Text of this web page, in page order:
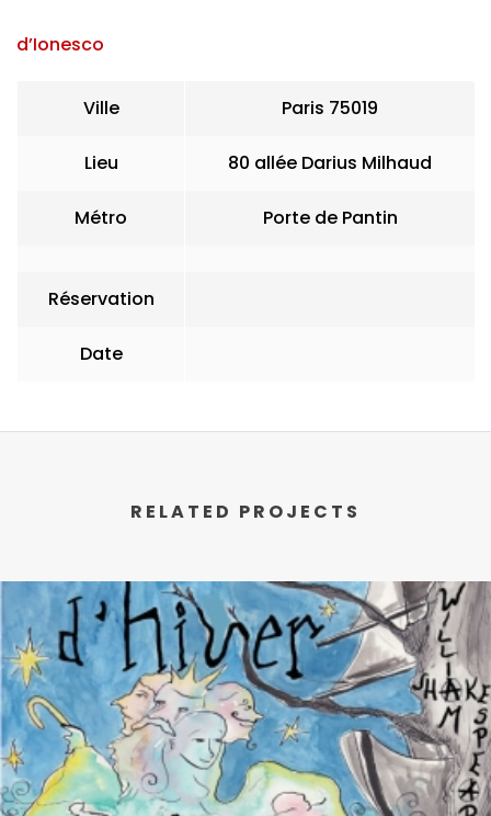
d’Ionesco
Ville Paris 75019
Lieu 80 allée Darius Milhaud
Métro Porte de Pantin
Réservation
Date
RELATED PROJECTS